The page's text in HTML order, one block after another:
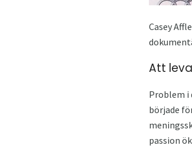
Casey
Att
Problem i
började
passion